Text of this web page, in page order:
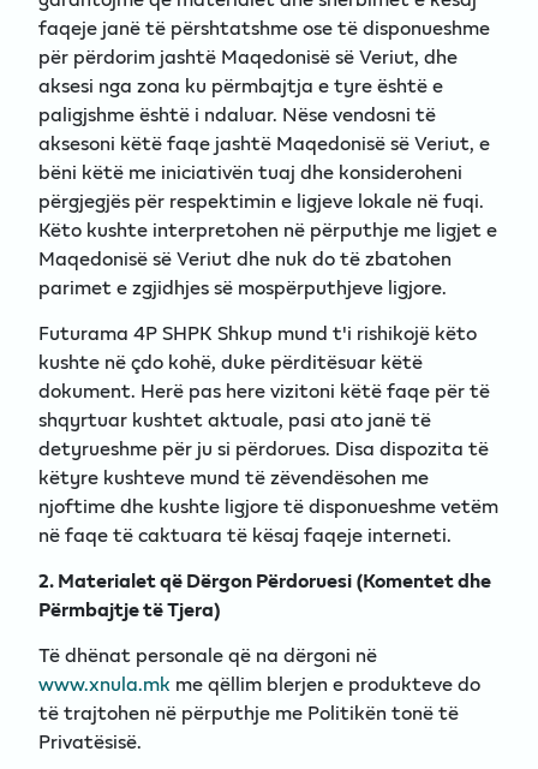
faqeje janë të përshtatshme ose të disponueshme
për përdorim jashtë Maqedonisë së Veriut, dhe
aksesi nga zona ku përmbajtja e tyre është e
paligjshme është i ndaluar. Nëse vendosni të
aksesoni këtë faqe jashtë Maqedonisë së Veriut, e
bëni këtë me iniciativën tuaj dhe konsideroheni
përgjegjës për respektimin e ligjeve lokale në fuqi.
Këto kushte interpretohen në përputhje me ligjet e
Maqedonisë së Veriut dhe nuk do të zbatohen
parimet e zgjidhjes së mospërputhjeve ligjore.
Futurama 4P SHPK Shkup mund t'i rishikojë këto
kushte në çdo kohë, duke përditësuar këtë
dokument. Herë pas here vizitoni këtë faqe për të
shqyrtuar kushtet aktuale, pasi ato janë të
detyrueshme për ju si përdorues. Disa dispozita të
këtyre kushteve mund të zëvendësohen me
njoftime dhe kushte ligjore të disponueshme vetëm
në faqe të caktuara të kësaj faqeje interneti.
2. Materialet që Dërgon Përdoruesi (Komentet dhe
Përmbajtje të Tjera)
Të dhënat personale që na dërgoni në
www.xnula.mk me qëllim blerjen e produkteve do
të trajtohen në përputhje me Politikën tonë të
Privatësisë.